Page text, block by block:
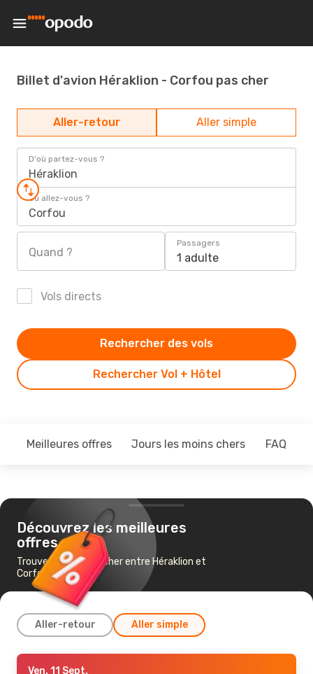
Billet d'avion Héraklion - Corfou pas cher
Aller-retour Aller simple
D'où partez-vous ?
Héraklion
Où allez-vous ?
Corfou
Quand ?
Passagers
1 adulte
Vols directs
Rechercher Vol + Hôtel
Rechercher des vols
Meilleures offres Jours les moins chers FAQ
Découvrez les meilleures
offres
Trouvez un vol pas cher entre Héraklion et
Corfou
Aller-retour Aller simple
Ven. 11 Sept.
Ven. 11 Sept.